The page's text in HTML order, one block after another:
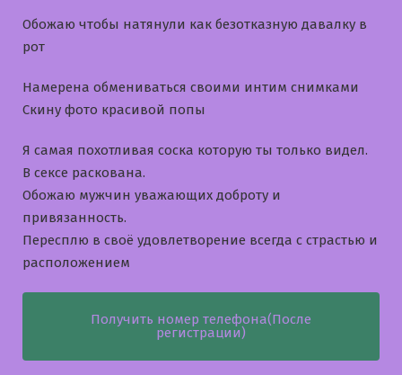
Обожаю чтобы натянули как безотказную давалку в
рот
Намерена обмениваться своими интим снимками
Скину фото красивой попы
Я самая похотливая соска которую ты только видел.
В сексе раскована.
Обожаю мужчин уважающих доброту и
привязанность.
Пересплю в своё удовлетворение всегда с страстью и
расположением
Получить номер телефона(После
регистрации)